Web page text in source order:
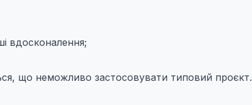
вдосконалення;
що неможливо застосовувати типовий проєкт.